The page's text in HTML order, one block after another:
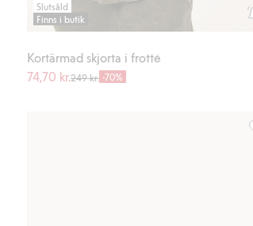
Slutsåld
Finns i butik
Kortärmad skjorta i frotté
74,70 kr.249 kr. -70%